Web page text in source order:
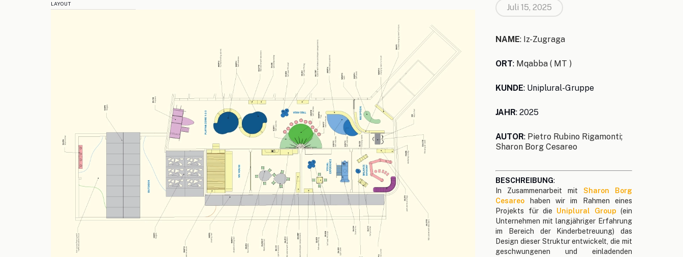
LAYOUT Juli 15, 2025
NAME: Iz-Zugraga
ORT: Mqabba ( MT )
KUNDE: Uniplural-Gruppe
JAHR: 2025
AUTOR: Pietro Rubino Rigamonti;
Sharon Borg Cesareo
BESCHREIBUNG:
In Zusammenarbeit mitSharon Borg
Cesareo haben wir im Rahmen eines
Projekts für die Uniplural Group (ein
Unternehmen mit langjähriger Erfahrung
im Bereich der Kinderbetreuung) das
Design dieser Struktur entwickelt, die mit
geschwungenen und einladenden